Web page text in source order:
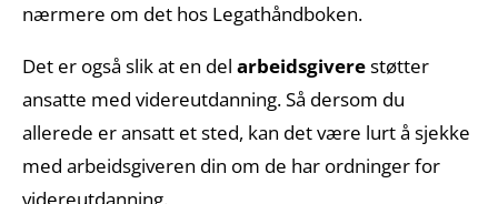
nærmere om det hos Legathåndboken.
Det er også slik at en delarbeidsgiverestøtter
ansatte med videreutdanning. Så dersom du
allerede er ansatt et sted, kan det være lurt å sjekke
med arbeidsgiveren din om de har ordninger for